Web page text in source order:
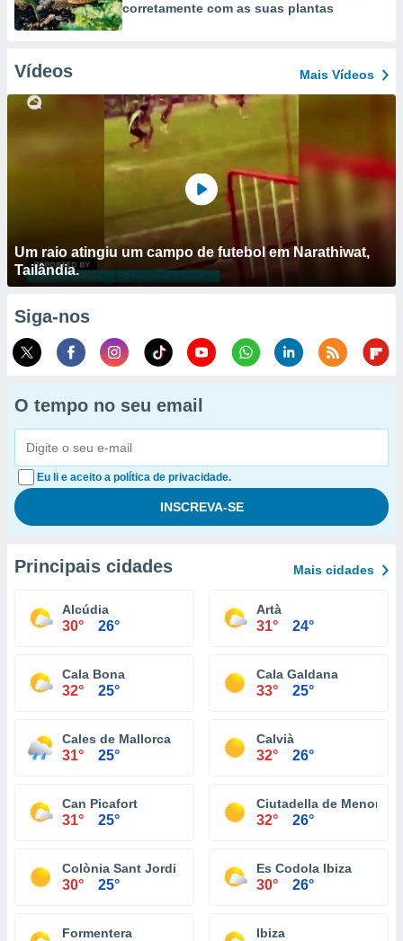
corretamente com as suas plantas
Vídeos Mais Vídeos
Um raio atingiu um campo de futebol em Narathiwat,
Tailândia.
Siga-nos
O tempo no seu email
Eu li e aceito a política de privacidade.
Principais cidades Mais cidades
Alcúdia
30° 26°
Artà
31° 24°
Cala Bona
32° 25°
Cala Galdana
33° 25°
Cales de Mallorca
31° 25°
Calvià
32° 26°
Can Picafort
31° 25°
Ciutadella de Menorca
32° 26°
Colònia Sant Jordi
30° 25°
Es Codola Ibiza
30° 26°
Formentera Ibiza